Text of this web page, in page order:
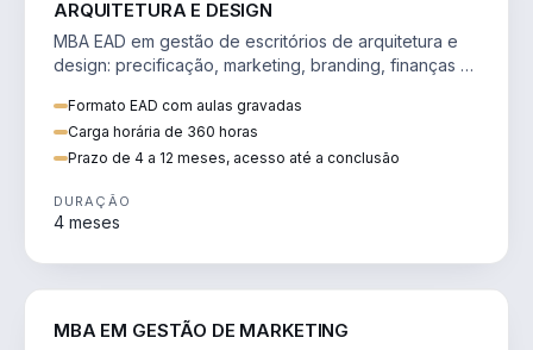
ARQUITETURA E DESIGN
MBA EAD em gestão de escritórios de arquitetura e
design: precificação, marketing, branding, finanças e
Formato EAD com aulas gravadas
Carga horária de 360 horas
Prazo de 4 a 12 meses, acesso até a conclusão
DURAÇÃO
4 meses
MBA EM GESTÃO DE MARKETING